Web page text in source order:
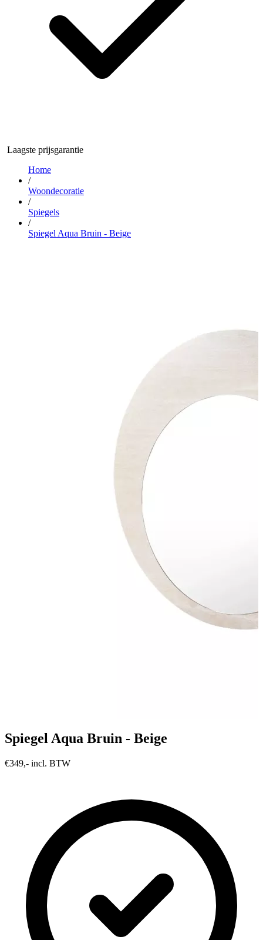
Laagste prijsgarantie
Home
/
Woondecoratie
/
Spiegels
/
Spiegel Aqua Bruin - Beige
Spiegel Aqua Bruin - Beige
€349,- incl. BTW